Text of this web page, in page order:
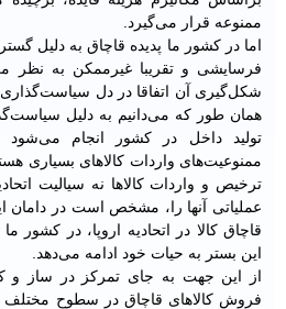
ممنوعه قرار می‌گیرد.
اما در کشور ما پدیده قاچاق به دلیل
فرسایشی و تقریبا غیرممکن به نظر
شکل‌گیری آن اتفاقا در دل سیاست‌گذاری
همان طور که می‌دانیم به دلیل
تولید داخل در کشور انجام می‌شود
ممنوعیت‌های واردات کالاهای بسیاری
ترخیص و واردات کالاها نه سیالیت
عملیاتی آنها را، مشخص است در دامان
قاچاق کالا در اتحادیه اروپا، در
این بستر به حیات خود ادامه می‌دهد.
از این جهت به جای تمرکز در ساز و
فروش کالاهای قاچاق در سطوح مختلف